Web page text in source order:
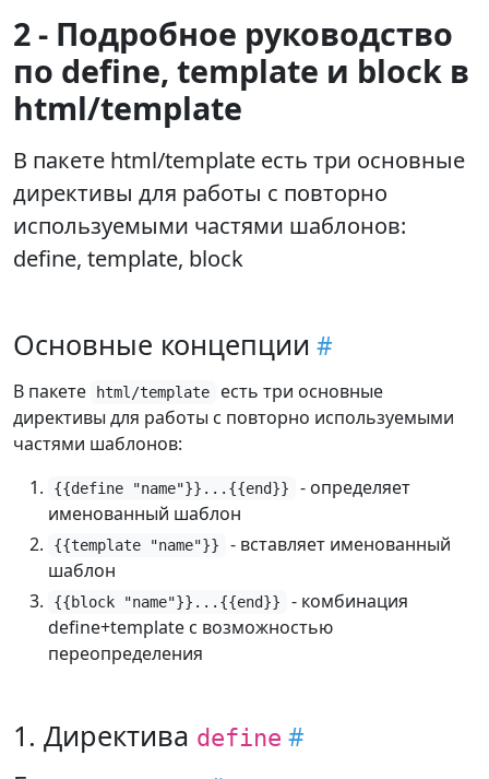
2 - Подробное руководство
по define, template и block в
html/template
В пакете html/template есть три основные
директивы для работы с повторно
используемыми частями шаблонов:
define, template, block
Основные концепции
В пакете html/template
есть три основные
директивы для работы с повторно используемыми
частями шаблонов:
{{define "name"}}...{{end}}
- определяет
именованный шаблон
{{template "name"}}
- вставляет именованный
шаблон
{{block "name"}}...{{end}}
- комбинация
define+template с возможностью
переопределения
1. Директива define